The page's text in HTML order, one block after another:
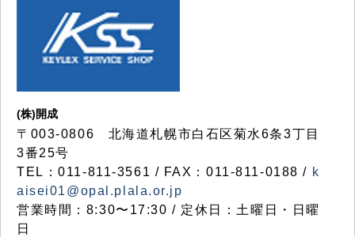
(株)開成
〒003-0806 北海道札幌市白石区菊水6条3丁目
3番25号
TEL：011-811-3561 / FAX：011-811-0188 / k
aisei01@opal.plala.or.jp
営業時間：8:30〜17:30 / 定休日：土曜日・日曜
日